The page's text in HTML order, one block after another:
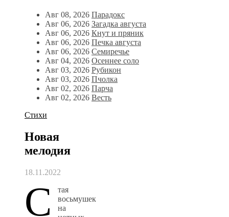
Авг 08, 2026 Парадокс
Авг 06, 2026 Загадка августа
Авг 06, 2026 Кнут и пряник
Авг 06, 2026 Печка августа
Авг 06, 2026 Семиречье
Авг 04, 2026 Осеннее соло
Авг 03, 2026 Рубикон
Авг 03, 2026 Пчолка
Авг 02, 2026 Парча
Авг 02, 2026 Весть
Стихи
Новая
мелодия
18.11.2022
С
тая
восьмушек
на